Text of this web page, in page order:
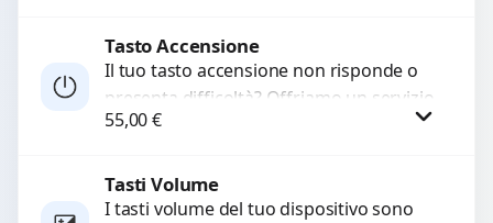
Procedi
Tasto Accensione
Il tuo tasto accensione non risponde o
presenta difficoltà? Offriamo un servizio
professionale di riparazione o
55,00€
Tasti Volume
I tasti volume del tuo dispositivo sono